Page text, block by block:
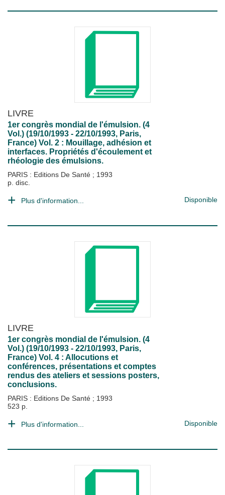
LIVRE
1er congrès mondial de l'émulsion. (4
Vol.) (19/10/1993 - 22/10/1993, Paris,
France) Vol. 2 : Mouillage, adhésion et
interfaces. Propriétés d'écoulement et
rhéologie des émulsions.
PARIS : Editions De Santé ; 1993
p. disc.
Plus d'information... Disponible
LIVRE
1er congrès mondial de l'émulsion. (4
Vol.) (19/10/1993 - 22/10/1993, Paris,
France) Vol. 4 : Allocutions et
conférences, présentations et comptes
rendus des ateliers et sessions posters,
conclusions.
PARIS : Editions De Santé ; 1993
523 p.
Plus d'information... Disponible